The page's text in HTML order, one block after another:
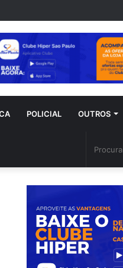
POLICIAL OUTROS